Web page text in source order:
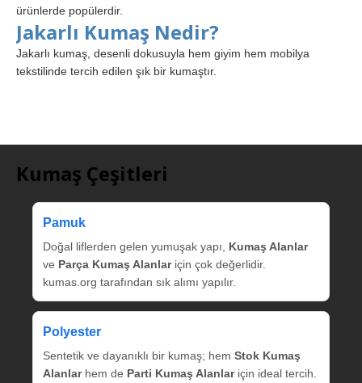
ürünlerde popülerdir.
Jakarlı Kumaş Nedir?
Jakarlı kumaş, desenli dokusuyla hem giyim hem mobilya
tekstilinde tercih edilen şık bir kumaştır.
Kumaş Çeşitleri
Pamuk
Doğal liflerden gelen yumuşak yapı, Kumaş Alanlar
ve Parça Kumaş Alanlariçin çok değerlidir.
kumas.org tarafından sık alımı yapılır.
Polyester
Sentetik ve dayanıklı bir kumaş; hem Stok Kumaş
Alanlarhem de Parti Kumaş Alanlariçin ideal tercih.